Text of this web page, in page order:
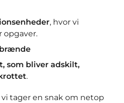
, hvor vi
opgaver.
brænde
som bliver adskilt,
.
tager en snak om netop